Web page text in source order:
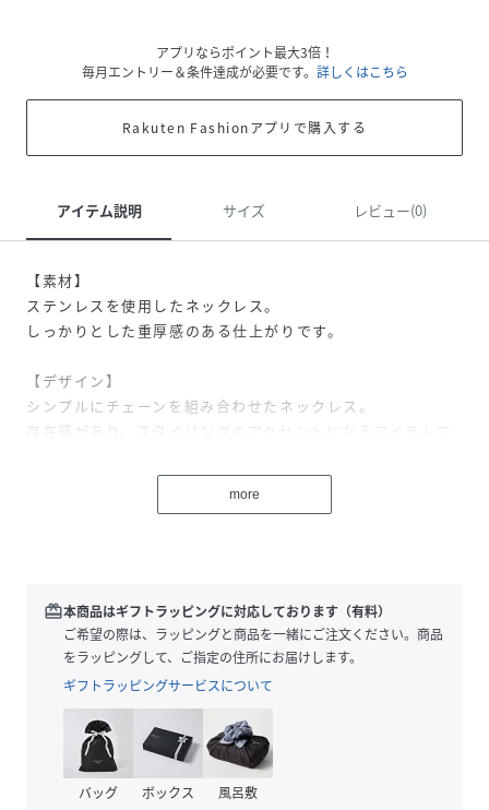
アプリならポイント最大3倍！
毎月エントリー＆条件達成が必要です。 詳しくはこちら
Rakuten Fashionアプリで購入する
アイテム説明 サイズ レビュー(0)
【素材】
ステンレスを使用したネックレス。
しっかりとした重厚感のある仕上がりです。
【デザイン】
シンプルにチェーンを組み合わせたネックレス。
存在感があり、スタイリングのアクセントになるアイテムで
カラーによって、デザインが異なるのもポイント。
※デザインの違いについて
・206カラーは106カラーに比べて細いチェーンになっており
ます。
ロゴの入った巾着付きでギフト／プレゼントにもオススメで
more
redeem本商品はギフトラッピングに対応しております（有料）
ご希望の際は、ラッピングと商品を一緒にご注文ください。商品
をラッピングして、ご指定の住所にお届けします。
ギフトラッピングサービスについて
バッグ ボックス 風呂敷